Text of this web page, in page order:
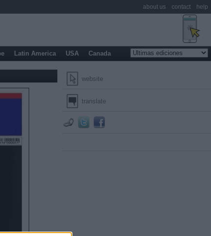
Latin America USA Canada
website
translate
about us contact help